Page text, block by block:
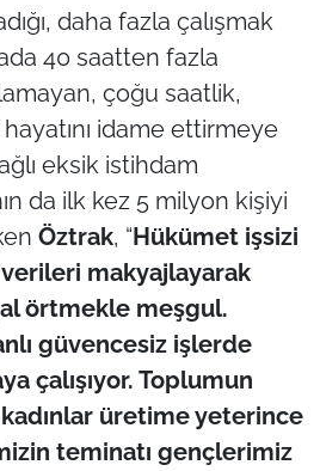
daha fazla çalışmak
40 saatten fazla
çoğu saatlik,
idame ettirmeye
eksik istihdam
da ilk kez 5 milyon kişiyi
Öztrak, “Hükümet işsizi
makyajlayarak
örtmekle meşgul.
güvencesiz işlerde
çalışıyor. Toplumun
kadınlar üretime yeterince
teminatı gençlerimiz